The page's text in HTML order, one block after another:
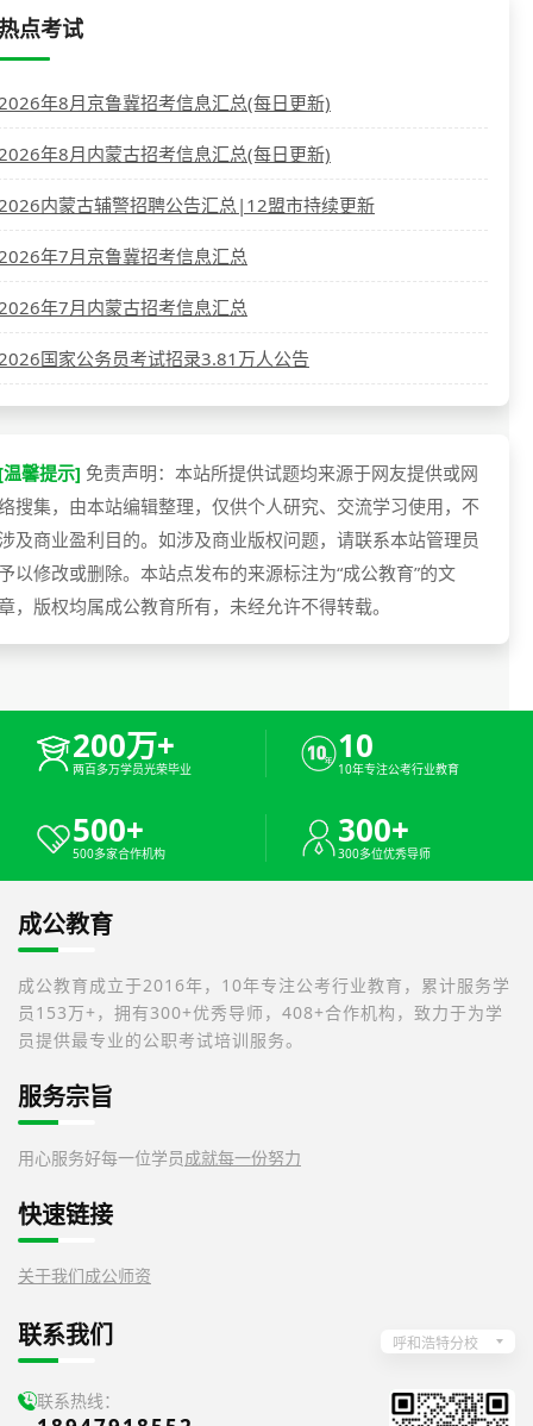
点考试
年8月京鲁冀招考信息汇总(每日更新)
年8月内蒙古招考信息汇总(每日更新)
内蒙古辅警招聘公告汇总|12盟市持续更新
年7月京鲁冀招考信息汇总
年7月内蒙古招考信息汇总
国家公务员考试招录3.81万人公告
馨提示] 免责声明：本站所提供试题均来源于网友提供或网
搜集，由本站编辑整理，仅供个人研究、交流学习使用，不
及商业盈利目的。如涉及商业版权问题，请联系本站管理员
以修改或删除。本站点发布的来源标注为“成公教育”的文
，版权均属成公教育所有，未经允许不得转载。
200万+
两百多万学员光荣毕业
10
10年专注公考行业教育
500+
500多家合作机构
300+
300多位优秀导师
成公教育
成公教育成立于2016年，10年专注公考行业教育，累计服务学
员153万+，拥有300+优秀导师，408+合作机构，致力于为学
员提供最专业的公职考试培训服务。
服务宗旨
用心服务好每一位学员成就每一份努力
快速链接
关于我们成公师资
联系我们 呼和浩特分校
联系热线：